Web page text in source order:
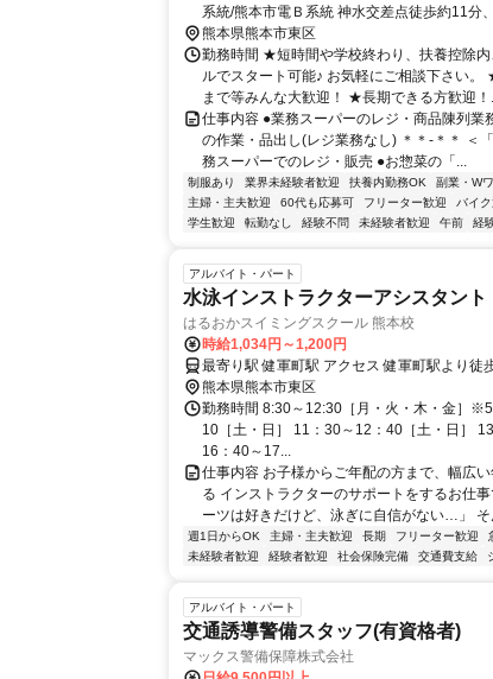
系統/熊本市電Ｂ系統 神水交差点徒歩約11分
物園入口徒歩約13分 ※他、八丁馬場駅、健
館前駅、健軍町駅、 水前寺公園駅などからも
熊本県熊本市東区
勤務時間 ★短時間や学校終わり、扶養控除
ルでスタート可能♪ お気軽にご相談下さい
まで等みんな大歓迎！ ★長期できる方歓迎！
仕事内容 ●業務スーパーのレジ・商品陳列業
の作業・品出し(レジ業務なし) ＊＊-＊＊ ＜
務スーパーでのレジ・販売 ●お惣菜の「...
制服あり 業界未経験者歓迎 扶養内勤務OK 副業・W
主婦・主夫歓迎
60代も応募可 フリーター歓迎 バイ
学生歓迎
転勤なし 経験不問 未経験者歓迎 午前 経
アルバイト・パート
水泳インストラクターアシスタント
はるおかスイミングスクール 熊本校
時給1,034円～1,200円
最寄り駅 健軍町駅 アクセス 健軍町駅よ
熊本県熊本市東区
勤務時間 8:30～12:30［月・火・木・金］
10［土・日］ 11：30～12：40［土・日］
16：40～17...
仕事内容 お子様からご年配の方まで、幅広
る インストラクターのサポートをするお仕
ーツは好きだけど、泳ぎに自信がない…」 そ
週1日からOK 主婦・主夫歓迎 長期 フリーター歓迎
未経験者歓迎
経験者歓迎 社会保険完備 交通費支給
アルバイト・パート
交通誘導警備スタッフ(有資格者)
マックス警備保障株式会社